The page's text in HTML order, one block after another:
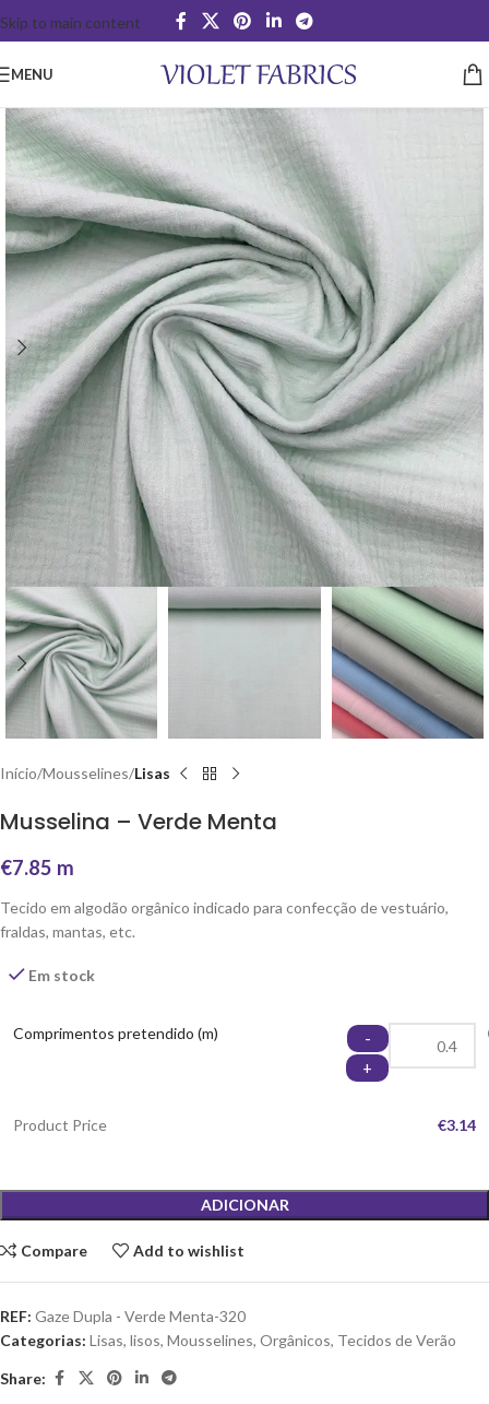
Skip to main content
MENU
Início Mousselines Lisas
Musselina – Verde Menta
€7.85 m
Tecido em algodão orgânico indicado para confecção de vestuário,
fraldas, mantas, etc.
Em stock
Comprimentos pretendido (m)
-
+
Product Price €3.14
ADICIONAR
Compare Add to wishlist
REF: Gaze Dupla - Verde Menta-320
Categorias: Lisas, lisos, Mousselines, Orgânicos, Tecidos de Verão
Share: